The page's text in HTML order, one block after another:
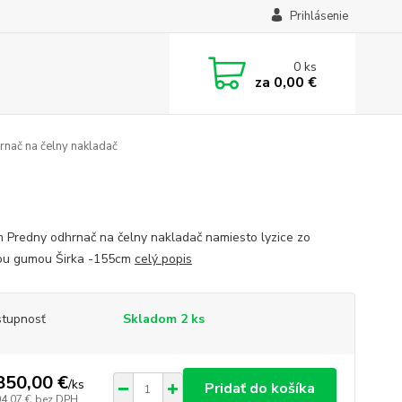
Prihlásenie
0ks
za 0,00 €
na čelny nakladač
Predny odhrnač na čelny nakladač namiesto lyzice zo
gumou Širka -155cm celý popis
Skladom 2 ks
€/ks
€ bez DPH
Pridať do košíka